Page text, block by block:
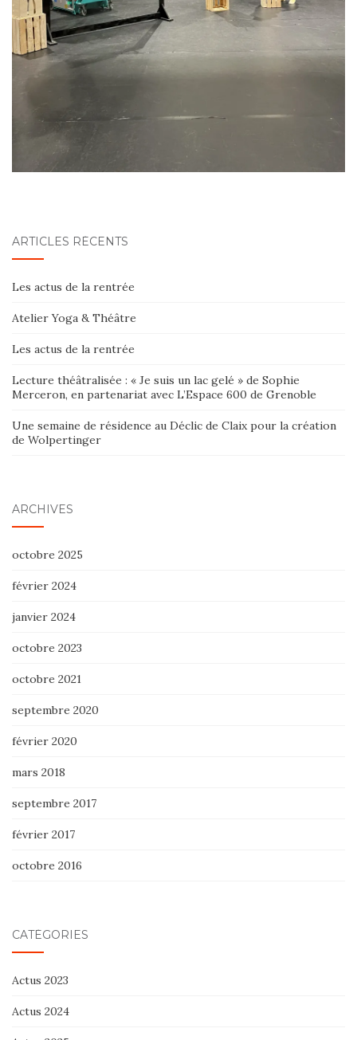
ARTICLES RÉCENTS
Les actus de la rentrée
Atelier Yoga & Théâtre
Les actus de la rentrée
Lecture théâtralisée : « Je suis un lac gelé » de Sophie
Merceron, en partenariat avec L’Espace 600 de Grenoble
Une semaine de résidence au Déclic de Claix pour la création
de Wolpertinger
ARCHIVES
octobre 2025
février 2024
janvier 2024
octobre 2023
octobre 2021
septembre 2020
février 2020
mars 2018
septembre 2017
février 2017
octobre 2016
CATÉGORIES
Actus 2023
Actus 2024